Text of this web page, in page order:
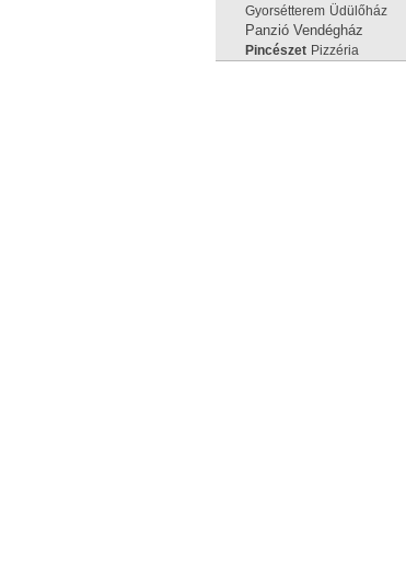
Gyorsétterem Üdülőház
Panzió Vendégház
Pincészet Pizzéria